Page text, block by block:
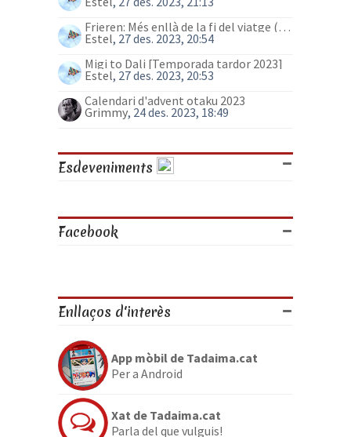
Frieren: Més enllà de la fi del viatge (anime)
Estel, 27 des. 2023, 20:54
Migi to Dali [Temporada tardor 2023]
Estel, 27 des. 2023, 20:53
Calendari d'advent otaku 2023
Grimmy, 24 des. 2023, 18:49
Esdeveniments
Facebook
Enllaços d'interès
App mòbil de Tadaima.cat
Per a Android
Xat de Tadaima.cat
Parla del que vulguis!